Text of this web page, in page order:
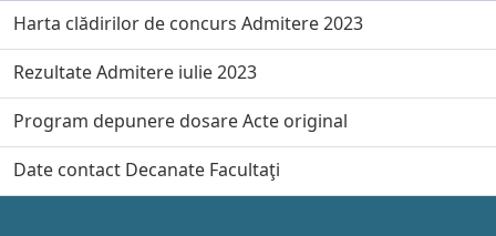
Harta clădirilor de concurs Admitere 2023
Rezultate Admitere iulie 2023
Program depunere dosare Acte original
Date contact Decanate Facultaţi